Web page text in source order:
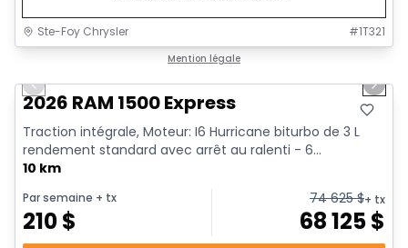
Ste-Foy Chrysler #1T321
Mention légale
Previous slide Next
2026 RAM 1500 Express
Traction intégrale, Moteur: I6 Hurricane biturbo de 3 L
rendement standard avec arrêt au ralenti - 6...
10 km
Par semaine + tx
210$
74 625$+ tx
68 125$